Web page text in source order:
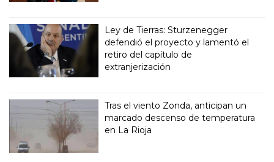
Ley de Tierras: Sturzenegger
defendió el proyecto y lamentó el
retiro del capítulo de
extranjerización
Tras el viento Zonda, anticipan un
marcado descenso de temperatura
en La Rioja